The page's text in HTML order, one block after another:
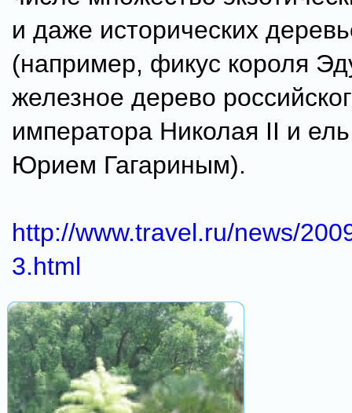
и даже исторических
(например, фикус короля
железное дерево
императора Николая II и
Юрием Гагариным).
http://www.travel.ru/news/
3.html